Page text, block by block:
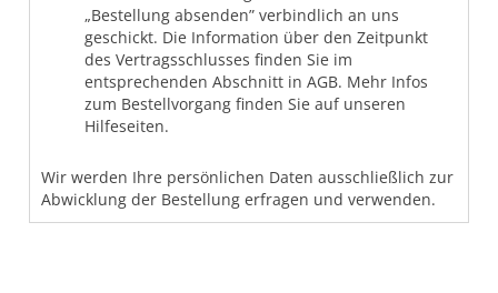
„Bestellung absenden” verbindlich an uns
geschickt. Die Information über den Zeitpunkt
des Vertragsschlusses finden Sie im
entsprechenden Abschnitt in AGB. Mehr Infos
zum Bestellvorgang finden Sie auf unseren
Hilfeseiten.
Wir werden Ihre persönlichen Daten ausschließlich zur
Abwicklung der Bestellung erfragen und verwenden.